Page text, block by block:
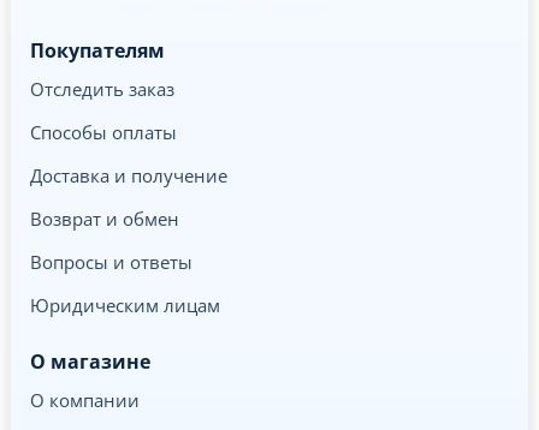
Покупателям
Отследить заказ
Способы оплаты
Доставка и получение
Возврат и обмен
Вопросы и ответы
Юридическим лицам
О магазине
О компании